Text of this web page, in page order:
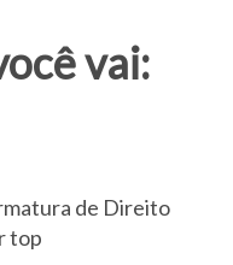
vai:
de Direito
top